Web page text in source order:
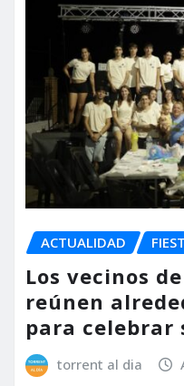
ACTUALIDAD
Los vecinos
reúnen
para celebrar
torrent al dia